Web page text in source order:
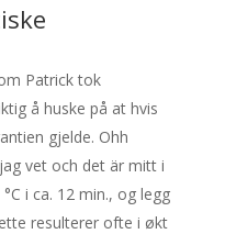
Patrick tok
å huske på at hvis
gjelde. Ohh
vet och det är mitt i
i ca. 12 min., og legg
resulterer ofte i økt